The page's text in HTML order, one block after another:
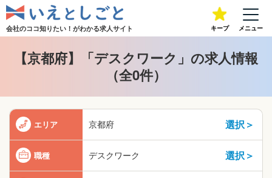
会社のココ知りたい！がわかる求人サイト キープ メニュー
【京都府】「デスクワーク」の求人情報
（全0件）
エリア 京都府 選択＞
職種 デスクワーク 選択＞